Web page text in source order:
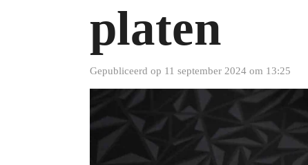
platen
Gepubliceerd op 11 september 2024 om 13:25